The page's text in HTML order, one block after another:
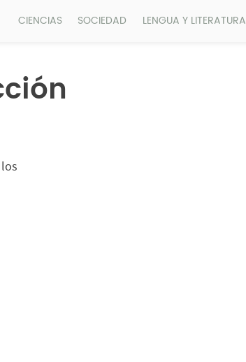
CIENCIAS SOCIEDAD LENGUA Y LITERATURA